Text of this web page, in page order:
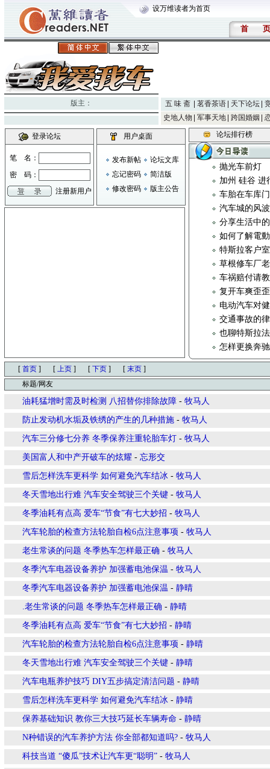
设万维读者为首页
首 页
版主： 五 味 斋 茗香茶语 天下论坛
史地人物
军事天地 跨国婚姻
登录论坛
笔 名：
密 码：
注册新用户
用户桌面
发布新帖
论坛文库
忘记密码
简洁版
修改密码
版主公告
论坛排行榜
抛光车前灯
加州 硅谷 进
车胎在车库
汽车城的风波
分享生活中
如何了解電
特斯拉客户
草根修车厂
车祸赔付请
复开车爽歪
电动汽车对
交通事故的
也聊特斯拉
怎样更换奔
[ 首页 ] [ 上页 ] [ 下页 ] [ 末页 ]
标题/网友
油耗猛增时需及时检测 八招替你排除故障 - 牧马人
防止发动机水垢及铁绣的产生的几种措施 - 牧马人
汽车三分修七分养 冬季保养注重轮胎车灯 - 牧马人
美国富人和中产开破车的炫耀 - 忘形交
雪后怎样洗车更科学 如何避免汽车结冰 - 牧马人
冬天雪地出行难 汽车安全驾驶三个关键 - 牧马人
冬季油耗有点高 爱车“节食”有七大妙招 - 牧马人
汽车轮胎的检查方法轮胎自检6点注意事项 - 牧马人
老生常谈的问题 冬季热车怎样最正确 - 牧马人
冬季汽车电器设备养护 加强蓄电池保温 - 牧马人
冬季汽车电器设备养护 加强蓄电池保温 - 静晴
.老生常谈的问题 冬季热车怎样最正确 - 静晴
冬季油耗有点高 爱车“节食”有七大妙招 - 静晴
汽车轮胎的检查方法轮胎自检6点注意事项 - 静晴
冬天雪地出行难 汽车安全驾驶三个关键 - 静晴
汽车电瓶养护技巧 DIY五步搞定清洁问题 - 静晴
雪后怎样洗车更科学 如何避免汽车结冰 - 静晴
保养基础知识 教你三大技巧延长车辆寿命 - 静晴
N种错误的汽车养护方法 你全部都知道吗? - 牧马人
科技当道 “傻瓜”技术让汽车更“聪明” - 牧马人